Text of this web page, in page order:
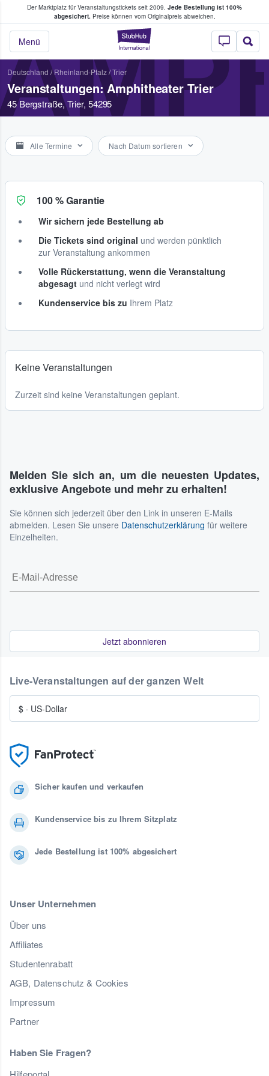
Der Marktplatz für Veranstaltungstickets seit 2009. Jede Bestellung ist 100%
abgesichert.Preise können vom Originalpreis abweichen.
StubHub - Wo
Menü
Tickets kaufen & verkaufen
Deutschland / Rheinland-Pfalz/Trier
Veranstaltungen: Amphitheater Trier
45 Bergstraße, Trier, 54295
Alle Termine Nach Datum sortieren
100 % Garantie
Wir sichern jede Bestellung ab
Die Tickets sind original und werden pünktlich
zur Veranstaltung ankommen
Volle Rückerstattung, wenn die Veranstaltung
abgesagt und nicht verlegt wird
Kundenservice bis zu Ihrem Platz
Keine Veranstaltungen
Zurzeit sind keine Veranstaltungen geplant.
Melden Sie sich an, um die neuesten Updates,
exklusive Angebote und mehr zu erhalten!
Sie können sich jederzeit über den Link in unseren E-Mails
abmelden. Lesen Sie unsere Datenschutzerklärung für weitere
Einzelheiten.
Jetzt abonnieren
Sicher kaufen und verkaufen
Kundenservice bis zu Ihrem Sitzplatz
Jede Bestellung ist 100% abgesichert
Unser Unternehmen
Über uns
Affiliates
Studentenrabatt
AGB, Datenschutz & Cookies
Impressum
Partner
Haben Sie Fragen?
Live-Veranstaltungen auf der ganzen Welt
$ · US-Dollar